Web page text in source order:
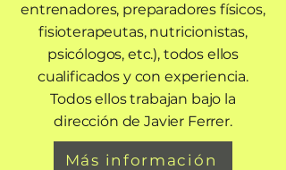
entrenadores, preparadores físicos,
fisioterapeutas, nutricionistas,
psicólogos, etc.), todos ellos
cualificados y con experiencia.
Todos ellos trabajan bajo la
dirección de Javier Ferrer.
Más información